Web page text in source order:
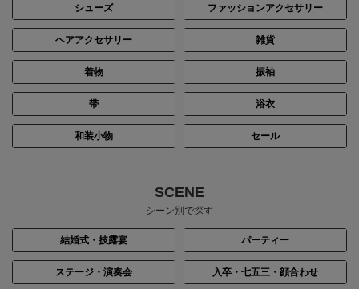
シューズ ファッションアクセサリー
ヘアアクセサリー 雑貨
着物 振袖
帯 浴衣
和装小物 セール
SCENE
シーン別で探す
結婚式・披露宴 パーティー
ステージ・演奏会 入卒・七五三・顔合わせ